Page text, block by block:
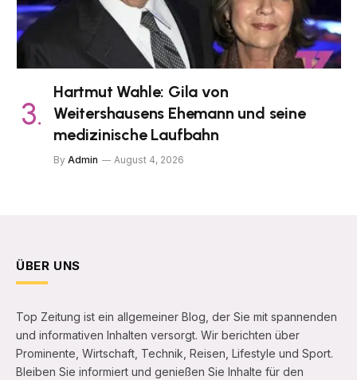
Hartmut Wahle: Gila von
Weitershausens Ehemann und seine
medizinische Laufbahn
By Admin August 4, 2026
ÜBER UNS
Top Zeitung ist ein allgemeiner Blog, der Sie mit spannenden
und informativen Inhalten versorgt. Wir berichten über
Prominente, Wirtschaft, Technik, Reisen, Lifestyle und Sport.
Bleiben Sie informiert und genießen Sie Inhalte für den